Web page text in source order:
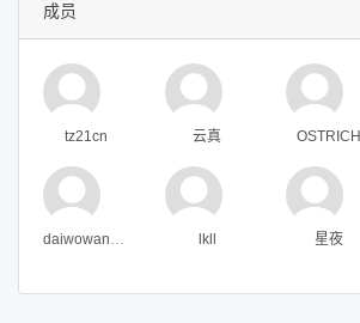
成员
tz21cn 云真 OSTRICH
daiwowanddd lkll 星夜